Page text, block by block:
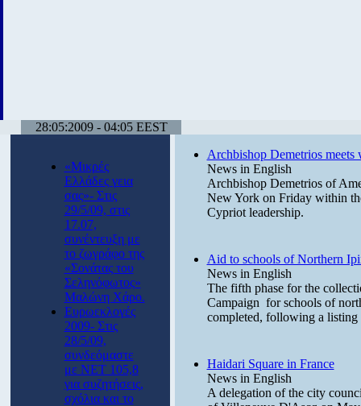
28:05:2009 - 04:05 EEST
«Μικρές
Ελλάδες γεια
σας»- Στις
29/5/09, στις
17.07,
συνέντευξη με
το ζωγράφο της
«Σονάτας του
Σεληνόφωτος»
Μαλώνη Χάρο.
Ευρωεκλογές
2009- Στις
28/5/09,
συνδεόμαστε
με ΝΕΤ 105,8
για συζητήσεις,
σχόλια και το
Archbishop Demetrios
News in English
Archbishop Demetrios of
New York on Friday within
Cypriot leadership.
Aid to schools of Northern
News in English
The fifth phase for the
Campaign for schools of
completed, following a listing
Haidari Square in France
News in English
A delegation of the city